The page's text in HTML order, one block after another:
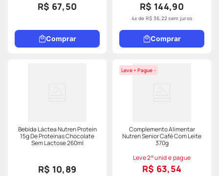
R$ 67,50
Comprar
R$ 144,90
4x de R$ 36,22sem juros
Comprar
Bebida Láctea Nutren Protein
15g De Proteínas Chocolate
Sem Lactose 260ml
R$ 10,89
Leve + Pague -
Complemento Alimentar
Nutren Senior Café Com Leite
370g
Leve 2° unid e pague
R$ 63,54